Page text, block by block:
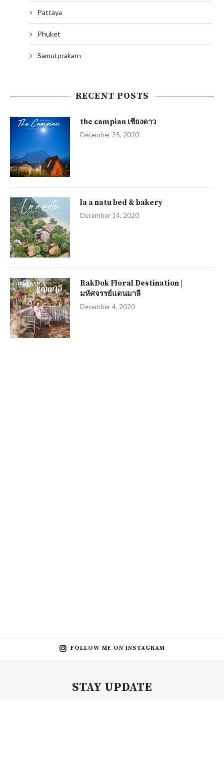
Pattaya
Phuket
Samutprakarn
RECENT POSTS
the campian เชียงดาว
December 25, 2020
la a natu bed & bakery
December 14, 2020
RakDok Floral Destination |
มหัศจรรย์แดนมาลี
December 4, 2020
FOLLOW ME ON INSTAGRAM
STAY UPDATE